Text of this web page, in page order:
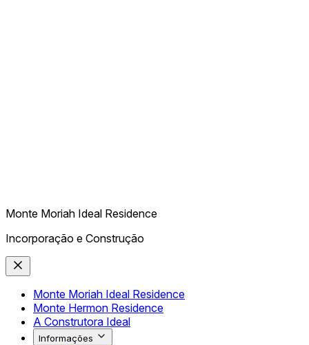
Monte Moriah Ideal Residence
Incorporação e Construção
Monte Moriah Ideal Residence
Monte Hermon Residence
A Construtora Ideal
Informações